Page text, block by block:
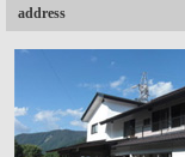
address